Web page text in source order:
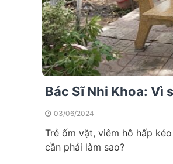
Bác Sĩ Nhi Khoa: Vì
03/06/2024
Trẻ ốm vặt, viêm hô hấp
cần phải làm sao?